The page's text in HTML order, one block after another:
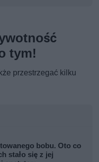
tym!
przestrzegać kilku
bobu. Oto co
stało się z jej